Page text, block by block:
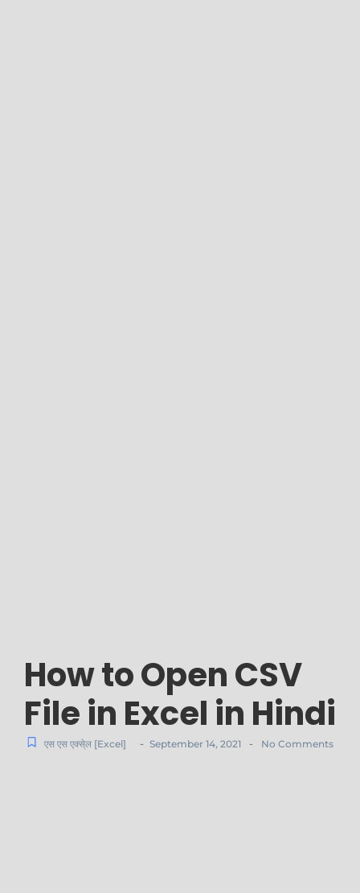
How to Open CSV
File in Excel in Hindi
एस एस एक्से्ल [Excel] - September 14, 2021 - No Comments